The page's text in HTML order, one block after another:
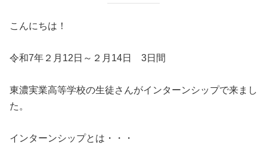
こんにちは！
令和7年２月12日～２月14日 3日間
東濃実業高等学校の生徒さんがインターンシップで来まし
た。
インターンシップとは・・・